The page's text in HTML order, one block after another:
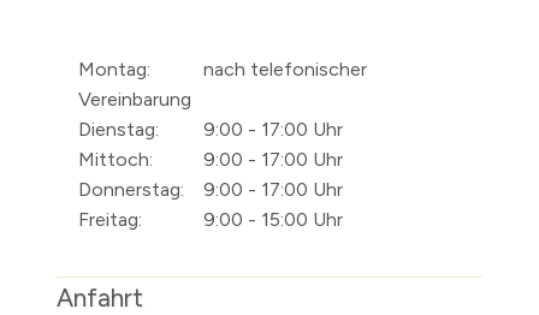
Montag:
nach telefonischer
Vereinbarung
Dienstag:
9:00 - 17:00 Uhr
Mittoch:
9:00 - 17:00 Uhr
Donnerstag:
9:00 - 17:00 Uhr
Freitag:
9:00 - 15:00 Uhr
Anfahrt